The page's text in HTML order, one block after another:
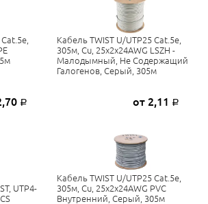
Р
Кабель TWIST U/UTP25 Cat.5e,
305м, Cu, 25x2x24AWG LSZH -
Малодымный, Не Содержащий
Галогенов, Серый, 305м
от 2,11 Р
UTP4-
Кабель TWIST U/UTP25 Cat.5e,
305м, Cu, 25x2x24AWG PVC
Внутренний, Серый, 305м